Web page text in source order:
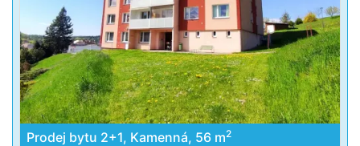
Prodej bytu 2+1, Kamenná, 56 m2